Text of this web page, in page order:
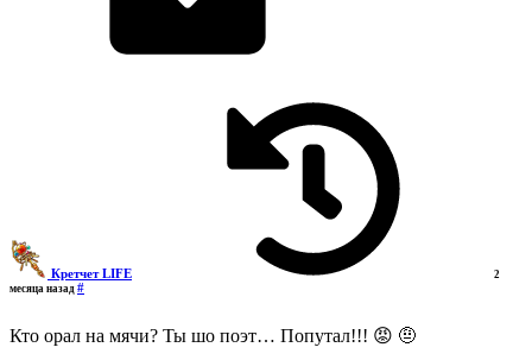
Кретчет LIFE
2
месяца назад #
Кто орал на мячи? Ты шо поэт… Попутал!!! 😡 🤨